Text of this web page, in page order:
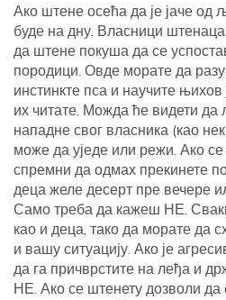
Ако штене осећа да је јаче од
буде на дну. Власници
да штене покуша да се
породици. Овде морате да
инстинкте пса и научите њихов
их читате. Можда ће видети
нападне свог власника (као
може да уједе или режи. Ако се
спремни да одмах прекинете
деца желе десерт пре вечере
Само треба да кажеш НЕ.
као и деца, тако да морате да
и вашу ситуацију. Ако је
да га причврстите на леђа и
НЕ. Ако се штенету дозволи да